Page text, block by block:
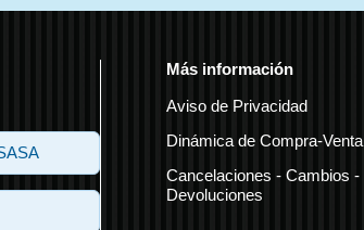
Más información
Aviso de Privacidad
Dinámica de Compra-Venta
Cancelaciones - Cambios -
Devoluciones